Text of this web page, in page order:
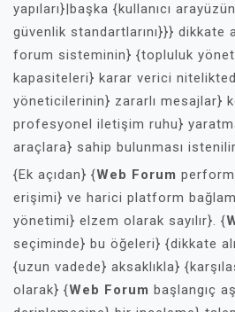
yapıları}|başka {kullanıcı
güvenlik standartlarını}}} dikkate
forum sisteminin} {topluluk
kapasiteleri} karar verici
yöneticilerinin} zararlı mesajlar}
profesyonel iletişim ruhu}
araçlara} sahip bulunması
{Ek açıdan} {Web Forum
erişimi} ve harici platform
yönetimi} elzem olarak sayılır}. {
seçiminde} bu öğeleri} {dikkate
{uzun vadede} aksaklıkla}
olarak} {Web Forum başlangıç